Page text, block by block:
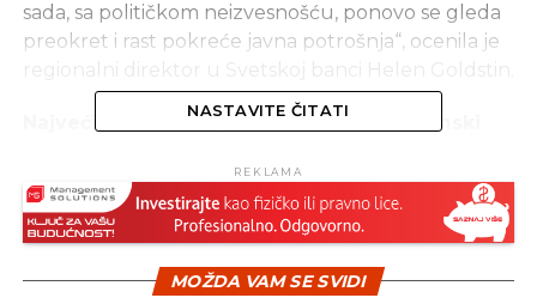
sada, sa političkom neizvesnošću, ponovo se gleda
preokret i rast pokreće javna potrošnja“, ocenila je
Najveći rizik za dalji makedonski ekonomski
istaknuto na predstavljanju izveštaja Svetske
banke, mora da se prevazidje.
Prema Svetskoj banci, glavni izazovi Makedonije su
rešavanje političke krize, produžavanje strukturnih
NASTAVITE ČITATI
REKLAMA
MOŽDA VAM SE SVIDI